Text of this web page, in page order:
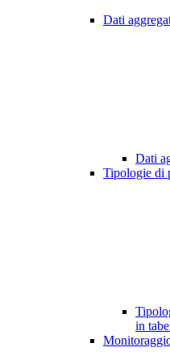
Dati
Dati
Tipologie di
in